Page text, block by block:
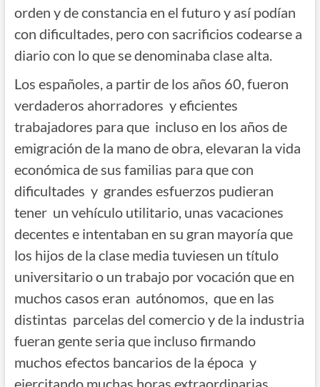
orden y de constancia en el futuro y así podían
con dificultades, pero con sacrificios codearse a
diario con lo que se denominaba clase alta.
Los españoles, a partir de los años 60, fueron
verdaderos ahorradores y eficientes
trabajadores para que incluso en los años de
emigración de la mano de obra, elevaran la vida
económica de sus familias para que con
dificultades y grandes esfuerzos pudieran
tener un vehículo utilitario, unas vacaciones
decentes e intentaban en su gran mayoría que
los hijos de la clase media tuviesen un título
universitario o un trabajo por vocación que en
muchos casos eran autónomos, que en las
distintas parcelas del comercio y de la industria
fueran gente seria que incluso firmando
muchos efectos bancarios de la época y
ejercitando muchas horas extraordinarias